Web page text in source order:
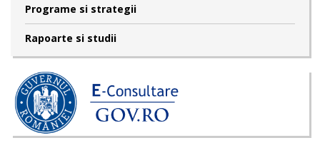
Programe si strategii
Rapoarte si studii